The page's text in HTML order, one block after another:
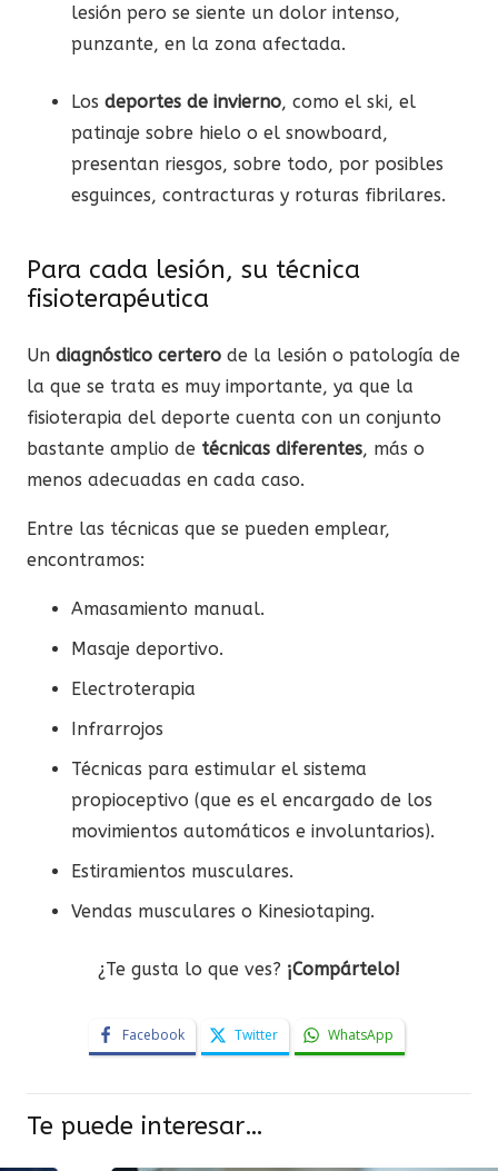
lesión pero se siente un dolor intenso,
punzante, en la zona afectada.
Los deportes de invierno, como el ski, el
patinaje sobre hielo o el snowboard,
presentan riesgos, sobre todo, por posibles
esguinces, contracturas y roturas fibrilares.
Para cada lesión, su técnica
fisioterapéutica
Un diagnóstico certero de la lesión o patología de
la que se trata es muy importante, ya que la
fisioterapia del deporte cuenta con un conjunto
bastante amplio de técnicas diferentes, más o
menos adecuadas en cada caso.
Entre las técnicas que se pueden emplear,
encontramos:
Amasamiento manual.
Masaje deportivo.
Electroterapia
Infrarrojos
Técnicas para estimular el sistema
propioceptivo (que es el encargado de los
movimientos automáticos e involuntarios).
Estiramientos musculares.
Vendas musculares o Kinesiotaping.
¿Te gusta lo que ves? ¡Compártelo!
Facebook Twitter WhatsApp
Te puede interesar…